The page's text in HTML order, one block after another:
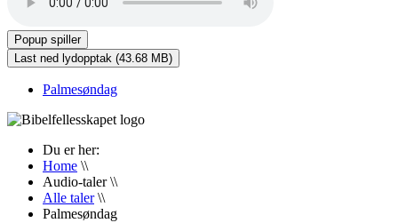
Palmesøndag
Du er her:
Home \\
Audio-taler\\
Alle taler \\
Palmesøndag